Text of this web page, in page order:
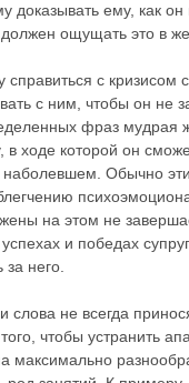
доказывать ему, как
ощущать это в
с кризисом
с ним, чтобы он не
фраз мудрая
в ходе которой он
Обычно
на этом не
и победах
за него.
слова не всегда
чтобы устранить
максимально